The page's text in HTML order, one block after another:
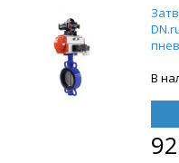
24V
В